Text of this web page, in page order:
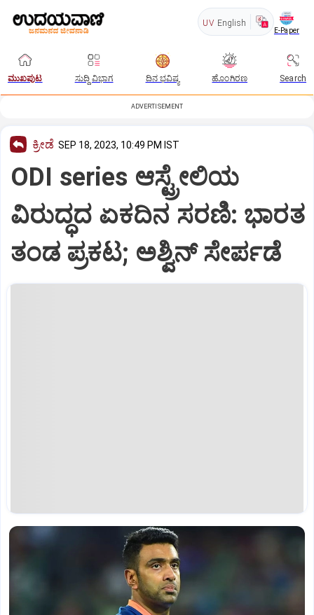
UV English
E-Paper
ಮುಖಪುಟ ಸುದ್ದಿ ವಿಭಾಗ ದಿನ ಭವಿಷ್ಯ ಹೊಂಗಿರಣ Search
ADVERTISEMENT
ಕ್ರೀಡೆ SEP 18, 2023, 10:49 PM IST
ODI series ಆಸ್ಟ್ರೇಲಿಯ
ವಿರುದ್ಧದ ಏಕದಿನ ಸರಣಿ: ಭಾರತ
ತಂಡ ಪ್ರಕಟ; ಅಶ್ವಿ‌ನ್‌ ಸೇರ್ಪಡೆ